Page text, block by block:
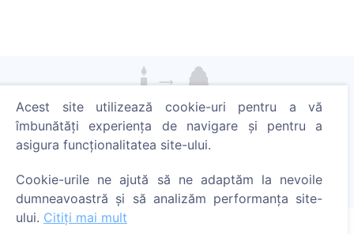
Aprinde o lumânare digitală - plantează un copac!
Citește mai mult
1389
Acest site utilizează cookie-uri pentru a vă
îmbunătăți experiența de navigare și pentru a
asigura funcționalitatea site-ului.
Cookie-urile ne ajută să ne adaptăm la nevoile
dumneavoastră și să analizăm performanța site-
ului. Citiți mai mult